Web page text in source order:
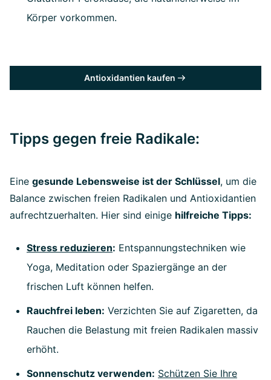
Körper vorkommen.
Antioxidantien kaufen
Tipps gegen freie Radikale:
Eine gesunde Lebensweise ist der Schlüssel, um die
Balance zwischen freien Radikalen und Antioxidantien
aufrechtzuerhalten. Hier sind einige hilfreiche Tipps:
Stress reduzieren: Entspannungstechniken wie
Yoga, Meditation oder Spaziergänge an der
frischen Luft können helfen.
Rauchfrei leben: Verzichten Sie auf Zigaretten, da
Rauchen die Belastung mit freien Radikalen massiv
erhöht.
Sonnenschutz verwenden: Schützen Sie Ihre